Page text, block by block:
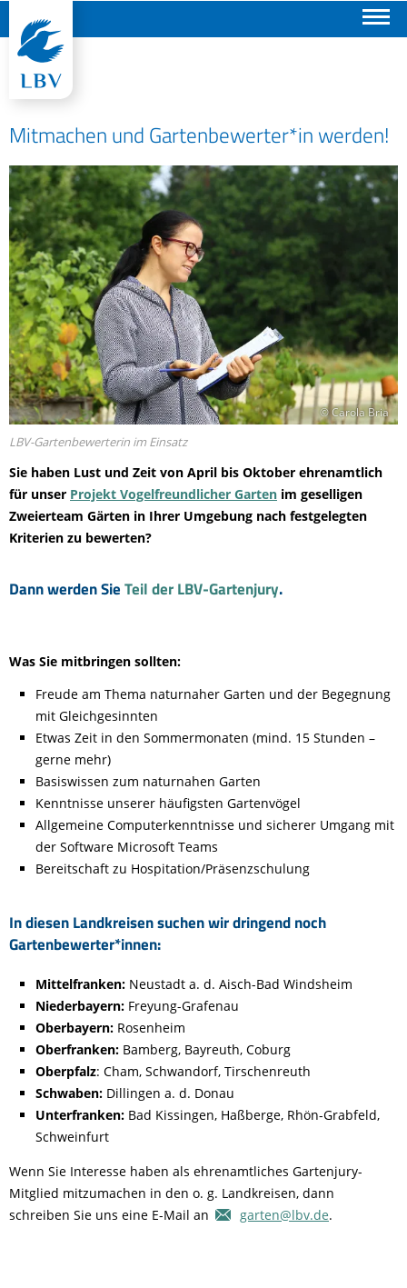
Mitmachen und Gartenbewerter*in werden!
© Carola Bria
LBV-Gartenbewerterin im Einsatz
Sie haben Lust und Zeit von April bis Oktober ehrenamtlich
für unser Projekt Vogelfreundlicher Garten im geselligen
Zweierteam Gärten in Ihrer Umgebung nach festgelegten
Kriterien zu bewerten?
Dann werden SieTeil der LBV-Gartenjury.
Was Sie mitbringen sollten:
Freude am Thema naturnaher Garten und der Begegnung
mit Gleichgesinnten
Etwas Zeit in den Sommermonaten (mind. 15 Stunden –
gerne mehr)
Basiswissen zum naturnahen Garten
Kenntnisse unserer häufigsten Gartenvögel
Allgemeine Computerkenntnisse und sicherer Umgang mit
der Software Microsoft Teams
Bereitschaft zu Hospitation/Präsenzschulung
In diesen Landkreisen suchen wir dringend noch
Gartenbewerter*innen:
Mittelfranken: Neustadt a. d. Aisch-Bad Windsheim
Niederbayern: Freyung-Grafenau
Oberbayern:Rosenheim
Oberfranken: Bamberg, Bayreuth, Coburg
Oberpfalz: Cham, Schwandorf, Tirschenreuth
Schwaben: Dillingen a. d. Donau
Unterfranken:Bad Kissingen, Haßberge, Rhön-Grabfeld,
Schweinfurt
Wenn Sie Interesse haben als ehrenamtliches Gartenjury-
Mitglied mitzumachen in den o. g. Landkreisen, dann
schreiben Sie uns eine E-Mail an
garten@lbv.de.